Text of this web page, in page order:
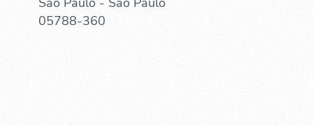
05788-360